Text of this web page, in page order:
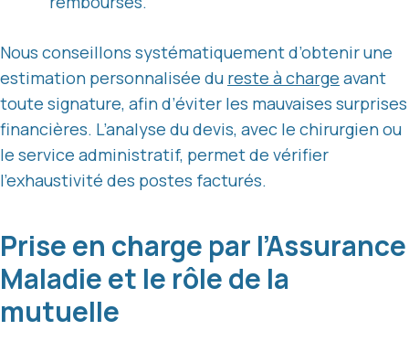
Nous conseillons systématiquement d’obtenir une
estimation personnalisée du reste à charge avant
toute signature, afin d’éviter les mauvaises surprises
financières. L’analyse du devis, avec le chirurgien ou
le service administratif, permet de vérifier
l’exhaustivité des postes facturés.
Prise en charge par l’Assurance
Maladie et le rôle de la
mutuelle